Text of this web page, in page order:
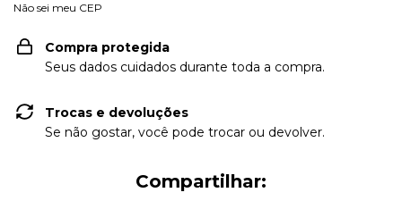
Não sei meu CEP
Compra protegida
Seus dados cuidados durante toda a compra.
Trocas e devoluções
Se não gostar, você pode trocar ou devolver.
Compartilhar: